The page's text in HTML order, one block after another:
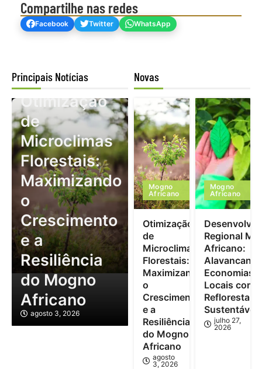
Compartilhe nas redes
Facebook Twitter WhatsApp
Principais Notícias
Mogno Africano
Otimização
de
Microclimas
Florestais:
Maximizando
o
Crescimento
e a
Resiliência
do Mogno
Africano
agosto 3, 2026
Novas
Mogno
Africano
Otimização
de
Microclimas
Florestais:
Maximizando
o
Crescimento
e a
Resiliência
do Mogno
Africano
agosto
3, 2026
Mogno
Africano
Regional
Africano:
Economias
Locais com
Sustentável
julho 27,
2026